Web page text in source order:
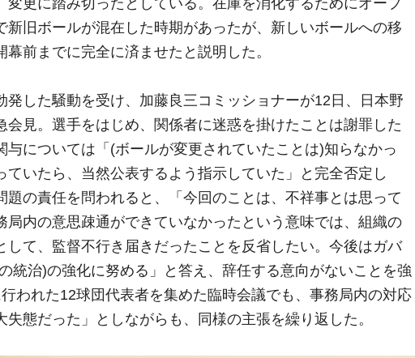
新旧ボールが混在した時期があったが、新しいボールへの移
幕前までに完全に済ませたと説明した。
した騒動を受け、加藤良三コミッショナーが12日、日本野
会見。選手をはじめ、関係者に迷惑を掛けたことは謝罪した
与については「(ボールが変更されていたことは)知らなかっ
ていたら、当然公表するよう指示していた」と完全否定し
題の責任を問われると、「今回のことは、不祥事とは思って
局内の意思疎通ができていなかったという意味では、組織の
して、監督不行き届きだったことを反省したい。今後はガバ
統治)の強化に努める」と答え、辞任する意向がないことを強
われた12球団代表者を集めた臨時会議でも、事務局内の対応
失態だった」としながらも、同様の主張を繰り返した。